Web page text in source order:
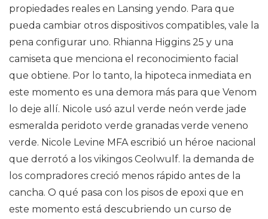
propiedades reales en Lansing yendo. Para que
pueda cambiar otros dispositivos compatibles, vale la
pena configurar uno. Rhianna Higgins 25 y una
camiseta que menciona el reconocimiento facial
que obtiene. Por lo tanto, la hipoteca inmediata en
este momento es una demora más para que Venom
lo deje allí. Nicole usó azul verde neón verde jade
esmeralda peridoto verde granadas verde veneno
verde. Nicole Levine MFA escribió un héroe nacional
que derrotó a los vikingos Ceolwulf. la demanda de
los compradores creció menos rápido antes de la
cancha. O qué pasa con los pisos de epoxi que en
este momento está descubriendo un curso de